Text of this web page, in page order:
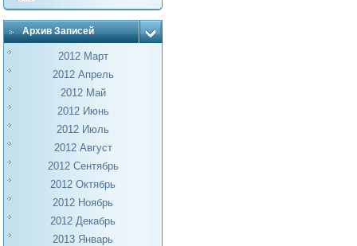
Архив Записей
2012 Март
2012 Апрель
2012 Май
2012 Июнь
2012 Июль
2012 Август
2012 Сентябрь
2012 Октябрь
2012 Ноябрь
2012 Декабрь
2013 Январь